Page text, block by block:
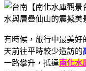
有時候，旅行中最美
天前往平時較少造訪的
一路攀升，抵達南化水